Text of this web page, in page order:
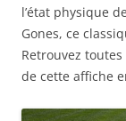
l’état physique
Gones, ce
Retrouvez
de cette affiche